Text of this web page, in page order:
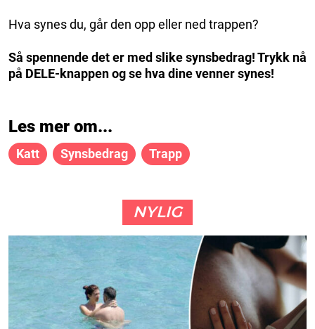
Hva synes du, går den opp eller ned trappen?
Så spennende det er med slike synsbedrag! Trykk nå
på DELE-knappen og se hva dine venner synes!
Les mer om...
Katt Synsbedrag Trapp
NYLIG